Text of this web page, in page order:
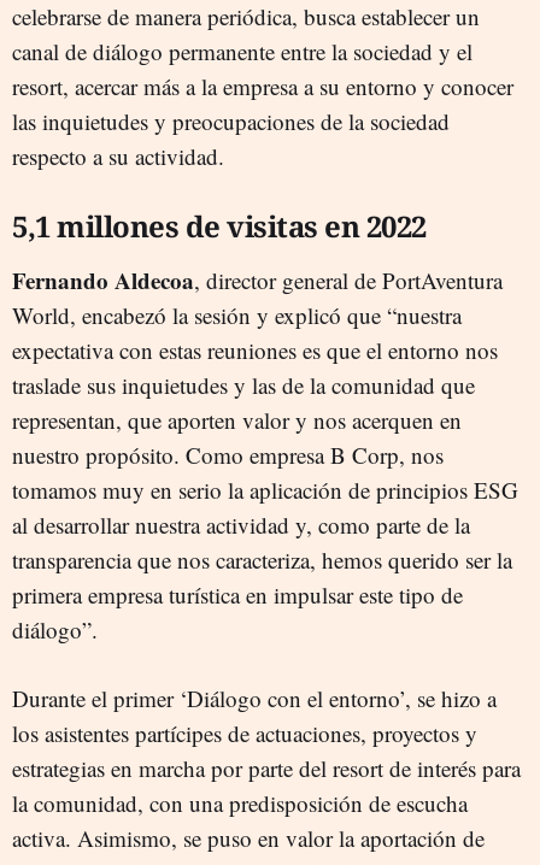
celebrarse de manera periódica, busca establecer un
canal de diálogo permanente entre la sociedad y el
resort, acercar más a la empresa a su entorno y conocer
las inquietudes y preocupaciones de la sociedad
respecto a su actividad.
5,1 millones de visitas en 2022
Fernando Aldecoa, director general de PortAventura
World, encabezó la sesión y explicó que “nuestra
expectativa con estas reuniones es que el entorno nos
traslade sus inquietudes y las de la comunidad que
representan, que aporten valor y nos acerquen en
nuestro propósito. Como empresa B Corp, nos
tomamos muy en serio la aplicación de principios ESG
al desarrollar nuestra actividad y, como parte de la
transparencia que nos caracteriza, hemos querido ser la
primera empresa turística en impulsar este tipo de
diálogo”.
Durante el primer ‘Diálogo con el entorno’, se hizo a
los asistentes partícipes de actuaciones, proyectos y
estrategias en marcha por parte del resort de interés para
la comunidad, con una predisposición de escucha
activa. Asimismo, se puso en valor la aportación de